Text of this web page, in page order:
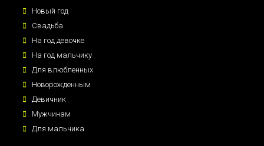
Новый год
Свадьба
На год девочке
На год мальчику
Для влюбленных
Новорожденным
Девичник
Мужчинам
Для мальчика